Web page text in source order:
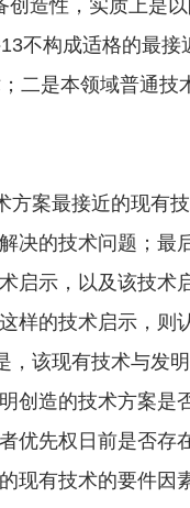
造性，实质上是
不构成适格的最接
二是本领域普通技
案最接近的现有
决的技术问题；最
启示，以及该技术
样的技术启示，则
，该现有技术与发
创造的技术方案是
优先权日前是否存
现有技术的要件因